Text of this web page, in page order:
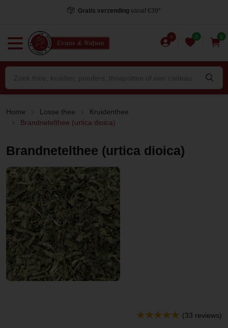
Voor 15.00 uur besteld, dezelfde dag verstuurd*
0 0
Home Losse thee
Kruidenthee
Brandnetelthee (urtica dioica)
Brandnetelthee (urtica dioica)
(33 reviews)